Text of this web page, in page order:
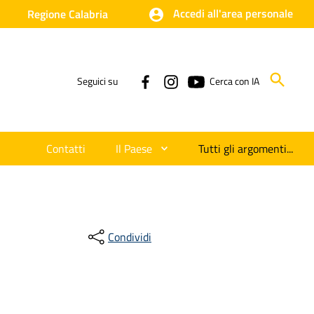
Regione Calabria Accedi all'area personale
Seguici su Cerca con IA
Contatti Il Paese Tutti gli argomenti...
Condividi